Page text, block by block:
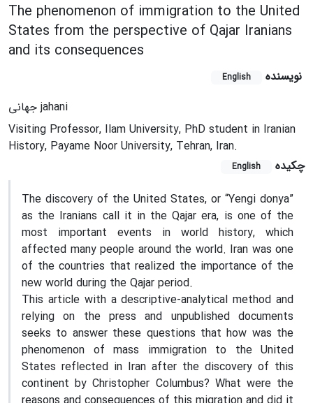
The phenomenon of immigration to the United
States from the perspective of Qajar Iranians
and its consequences
نویسنده English
جهانی jahani
Visiting Professor, Ilam University, PhD student in Iranian
History, Payame Noor University, Tehran, Iran.
چکیده
English
The discovery of the United States, or “Yengi donya”
as the Iranians call it in the Qajar era, is one of the
most important events in world history, which
affected many people around the world. Iran was one
of the countries that realized the importance of the
new world during the Qajar period.
This article with a descriptive-analytical method and
relying on the press and unpublished documents
seeks to answer these questions that how was the
phenomenon of mass immigration to the United
States reflected in Iran after the discovery of this
continent by Christopher Columbus? What were the